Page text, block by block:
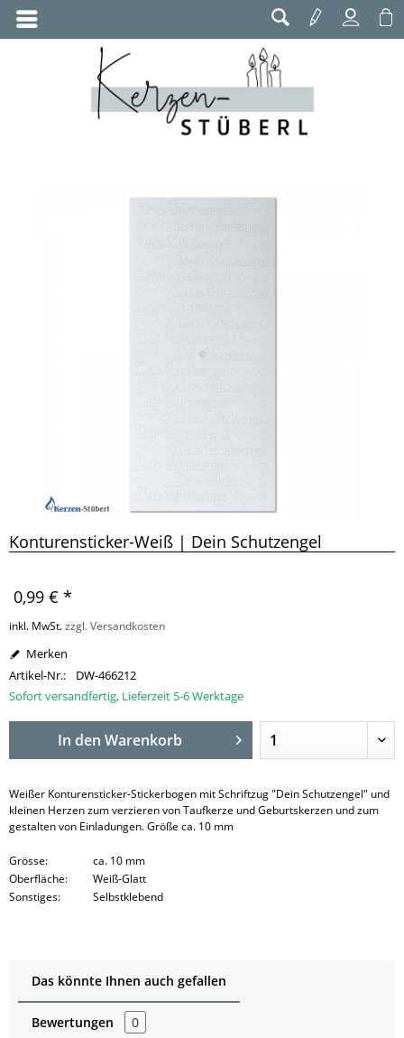
Konturensticker-Weiß | Dein Schutzengel
0,99 € *
inkl. MwSt.zzgl. Versandkosten
Merken
Artikel-Nr.:
DW-466212
Sofort versandfertig, Lieferzeit 5-6 Werktage
In den Warenkorb
Weißer Konturensticker-Stickerbogen mit Schriftzug "Dein Schutzengel" und
kleinen Herzen zum verzieren von Taufkerze und Geburtskerzen und zum
gestalten von Einladungen. Größe ca. 10 mm
Grösse:
ca. 10 mm
Oberfläche:
Weiß-Glatt
Sonstiges:
Selbstklebend
Das könnte Ihnen auch gefallen
Bewertungen 0